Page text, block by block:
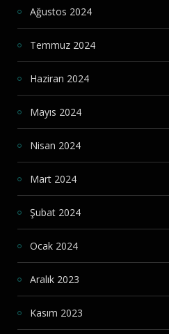
Ağustos 2024
Temmuz 2024
Haziran 2024
Mayıs 2024
Nisan 2024
Mart 2024
Şubat 2024
Ocak 2024
Aralık 2023
Kasım 2023